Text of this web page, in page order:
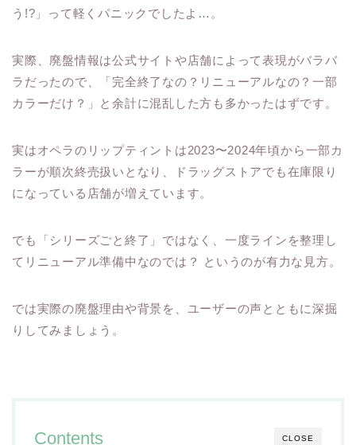
う!?」って軽くパニックでしたよ…。
実際、廃盤情報は公式サイトや店舗によって表現がバラバ
ラだったので、「完全終了なの？リニューアルなの？一部
カラーだけ？」と余計に混乱した方も多かったはずです。
実はオペラのリップティントは2023〜2024年頃から一部カ
ラーが順次終売扱いとなり、ドラッグストアでも在庫限り
になっている店舗が増えています。
でも「シリーズごと終了」ではなく、一度ラインを整理し
てリニューアル準備中なのでは？ というのが有力な見方。
では実際の廃盤理由や背景を、ユーザーの声とともに深掘
りしてみましょう。
CLOSE
Contents